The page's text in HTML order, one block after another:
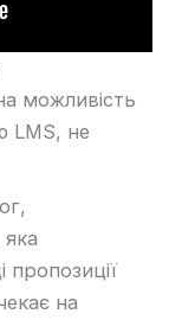
можливість
LMS, не
пропозиції
на